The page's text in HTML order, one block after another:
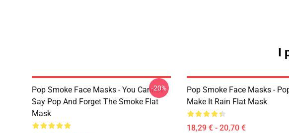
I
Pop Smoke Face Masks - You Cannot
Say Pop And Forget The Smoke Flat
Mask
-20%
Pop Smoke Face Masks -
Make It Rain Flat Mask
18,29 € - 20,70 €